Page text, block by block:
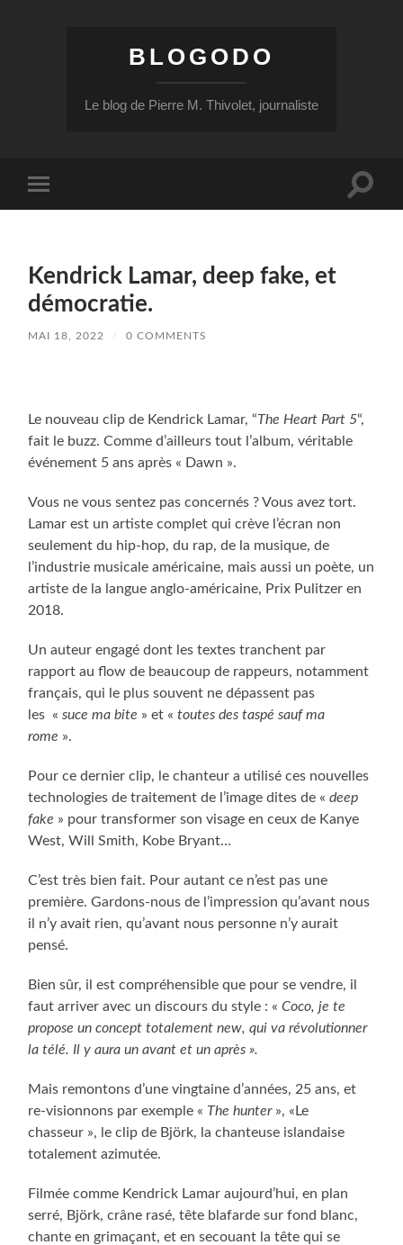
BLOGODO
Le blog de Pierre M. Thivolet, journaliste
mobile
Toggle
Kendrick Lamar, deep fake, et
démocratie.
MAI 18, 2022 / 0 COMMENTS
Le nouveau clip de Kendrick Lamar, “The Heart Part 5“,
fait le buzz. Comme d’ailleurs tout l’album, véritable
événement 5 ans après « Dawn ».
Vous ne vous sentez pas concernés ? Vous avez tort.
Lamar est un artiste complet qui crève l’écran non
seulement du hip-hop, du rap, de la musique, de
l’industrie musicale américaine, mais aussi un poète, un
artiste de la langue anglo-américaine, Prix Pulitzer en
2018.
Un auteur engagé dont les textes tranchent par
rapport au flow de beaucoup de rappeurs, notamment
français, qui le plus souvent ne dépassent pas
les «suce ma bite » et «toutes des taspé sauf ma
rome ».
Pour ce dernier clip, le chanteur a utilisé ces nouvelles
technologies de traitement de l’image dites de «deep
fake » pour transformer son visage en ceux de Kanye
West, Will Smith, Kobe Bryant…
C’est très bien fait. Pour autant ce n’est pas une
première. Gardons-nous de l’impression qu’avant nous
il n’y avait rien, qu’avant nous personne n’y aurait
pensé.
Bien sûr, il est compréhensible que pour se vendre, il
faut arriver avec un discours du style : « Coco, je te
propose un concept totalement new, qui va révolutionner
la télé. Il y aura un avant et un après ».
Mais remontons d’une vingtaine d’années, 25 ans, et
re-visionnons par exemple « The hunter», «Le
chasseur », le clip de Björk, la chanteuse islandaise
totalement azimutée.
Filmée comme Kendrick Lamar aujourd’hui, en plan
serré, Björk, crâne rasé, tête blafarde sur fond blanc,
chante en grimaçant, et en secouant la tête qui se